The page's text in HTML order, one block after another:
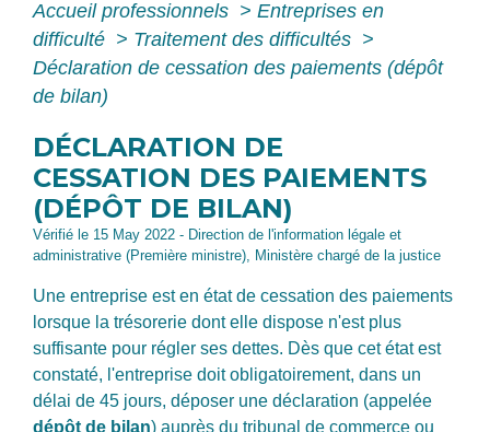
Accueil professionnels > Entreprises en
difficulté > Traitement des difficultés >
Déclaration de cessation des paiements (dépôt
de bilan)
DÉCLARATION DE
CESSATION DES PAIEMENTS
(DÉPÔT DE BILAN)
Vérifié le 15 May 2022 - Direction de l'information légale et
administrative (Première ministre), Ministère chargé de la justice
Une entreprise est en état de cessation des paiements
lorsque la trésorerie dont elle dispose n'est plus
suffisante pour régler ses dettes. Dès que cet état est
constaté, l'entreprise doit obligatoirement, dans un
délai de 45 jours, déposer une déclaration (appelée
dépôt de bilan) auprès du tribunal de commerce ou